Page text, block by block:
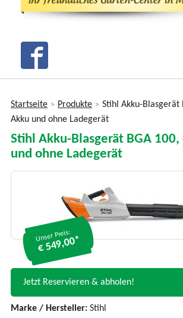
Sie
hier
Startseite > Produkte > Stihl Akku-Blasgerät
Akku und ohne Ladegerät
Stihl Akku-Blasgerät BGA
und ohne Ladegerät
Unser Preis:
€ 549,00*
Jetzt Reservieren & abholen!
Marke / Hersteller: Stihl